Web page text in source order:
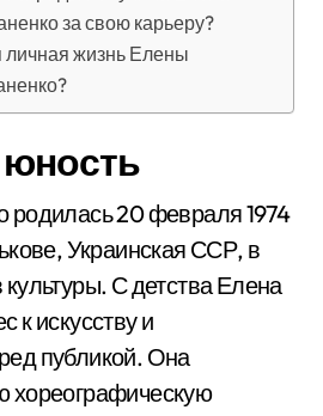
за свою карьеру?
личная жизнь Елены
родилась 20 февраля 1974
Украинская ССР, в
С детства Елена
к искусству и
публикой. Она
хореографическую